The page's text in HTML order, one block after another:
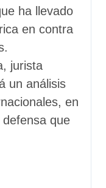
ha llevado
en contra
jurista
un análisis
en
que